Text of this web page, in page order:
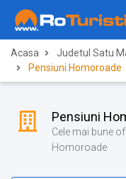
Acasa Judetul Satu
Pensiuni Homoroade
Pensiuni
Cele mai bune
Homoroade